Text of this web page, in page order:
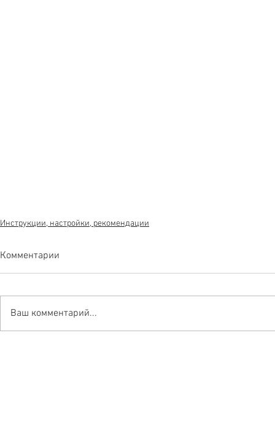
Инструкции, настройки, рекомендации
Комментарии
Ваш комментарий...